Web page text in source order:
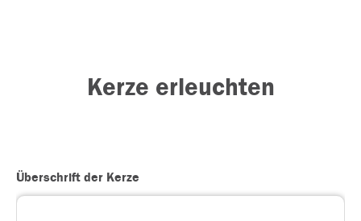
Kerze erleuchten
Überschrift der Kerze